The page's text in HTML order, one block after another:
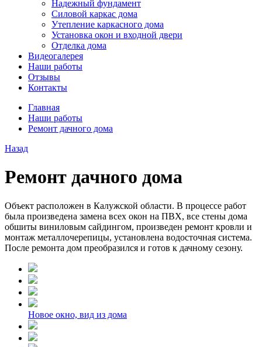
Надежный фундамент
Силовой каркас дома
Утепление каркасного дома
Установка окон и входной двери
Отделка дома
Видеогалерея
Наши работы
Отзывы
Контакты
Главная
Наши работы
Ремонт дачного дома
Назад
Ремонт дачного дома
Объект расположен в Калужской области. В процессе работ
была произведена замена всех окон на ПВХ, все стены дома
обшиты виниловым сайдингом, произведен ремонт кровли и
монтаж металлочерепицы, установлена водосточная система.
После ремонта дом преобразился и готов к дачному сезону.
Новое окно, вид из дома